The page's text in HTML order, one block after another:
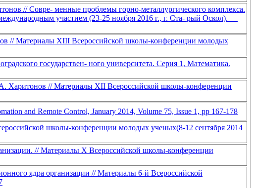
// Совре- менные проблемы горно-металлургического комплекса.
участием (23-25 ноября 2016 г., г. Ста- рый Оскол). —
// Материалы XIII Всероссийской школы-конференции молодых
государствен- ного университета. Серия 1, Математика.
Харитонов // Материалы XII Всероссийской школы-конференции
and Remote Control, January 2014, Volume 75, Issue 1, pp 167-178
школы-конференции молодых ученых(8-12 сентября 2014
// Материалы X Всероссийской школы-конференции
ядра организации // Материалы 6-й Всероссийской